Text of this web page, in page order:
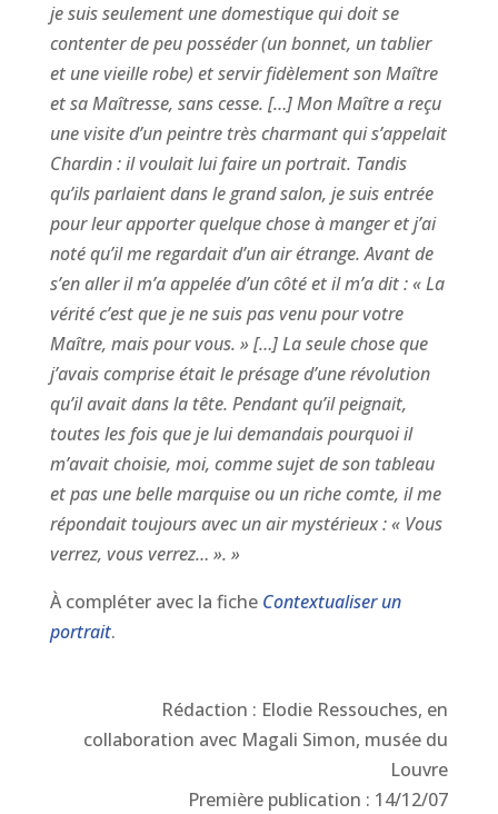
je suis seulement une domestique qui doit se
contenter de peu posséder (un bonnet, un tablier
et une vieille robe) et servir fidèlement son Maître
et sa Maîtresse, sans cesse. […] Mon Maître a reçu
une visite d’un peintre très charmant qui s’appelait
Chardin : il voulait lui faire un portrait. Tandis
qu’ils parlaient dans le grand salon, je suis entrée
pour leur apporter quelque chose à manger et j’ai
noté qu’il me regardait d’un air étrange. Avant de
s’en aller il m’a appelée d’un côté et il m’a dit : « La
vérité c’est que je ne suis pas venu pour votre
Maître, mais pour vous. » […] La seule chose que
j’avais comprise était le présage d’une révolution
qu’il avait dans la tête. Pendant qu’il peignait,
toutes les fois que je lui demandais pourquoi il
m’avait choisie, moi, comme sujet de son tableau
et pas une belle marquise ou un riche comte, il me
répondait toujours avec un air mystérieux : « Vous
verrez, vous verrez… ». »
À compléter avec la ficheContextualiser un
portrait.
Rédaction : Elodie Ressouches, en
collaboration avec Magali Simon, musée du
Louvre
Première publication : 14/12/07